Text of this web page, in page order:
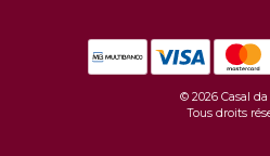
© 2026 Casal
Tous droits